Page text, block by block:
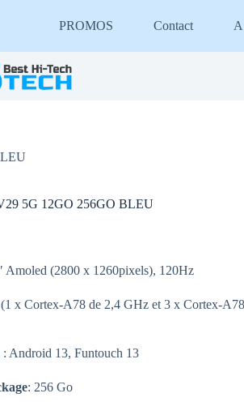
PROMOS Contact
5G 12GO 256GO BLEU
Amoled (2800 x 1260pixels), 120Hz
x Cortex-A78 de 2,4 GHz et 3 x Cortex-
: Android 13, Funtouch 13
: 256 Go